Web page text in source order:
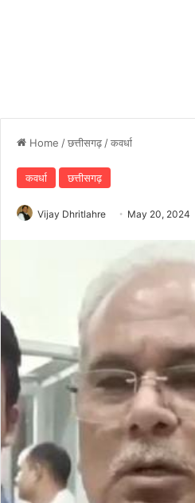
Home /छत्तीसगढ़ /कवर्धा
कवर्धा छत्तीसगढ़
Vijay Dhritlahre May 20, 2024